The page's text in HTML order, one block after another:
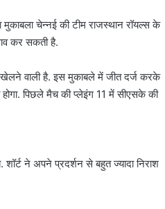
चेन्नई की टीम राजस्थान रॉयल्स के
कर सकती है.
वाली है. इस मुकाबले में जीत दर्ज करके
पिछले मैच की प्लेइंग 11 में सीएसके की
ने अपने प्रदर्शन से बहुत ज्यादा निराश